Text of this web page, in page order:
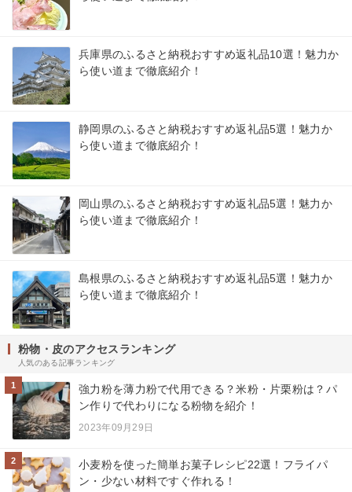
兵庫県のふるさと納税おすすめ返礼品10選！魅力か
ら使い道まで徹底紹介！
静岡県のふるさと納税おすすめ返礼品5選！魅力か
ら使い道まで徹底紹介！
岡山県のふるさと納税おすすめ返礼品5選！魅力か
ら使い道まで徹底紹介！
島根県のふるさと納税おすすめ返礼品5選！魅力か
ら使い道まで徹底紹介！
粉物・皮のアクセスランキング
人気のある記事ランキング
1
強力粉を薄力粉で代用できる？米粉・片栗粉は？パ
ン作りで代わりになる粉物を紹介！
2023年09月29日
2
小麦粉を使った簡単お菓子レシピ22選！フライパ
ン・少ない材料ですぐ作れる！